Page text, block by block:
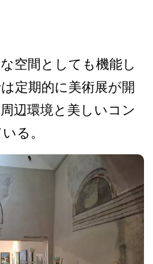
空間とし­ても機能し
定期的に美術展が開
辺環境と美しいコン
る。